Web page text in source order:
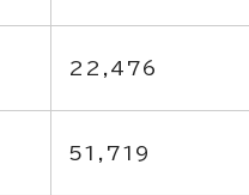
22,476
51,719